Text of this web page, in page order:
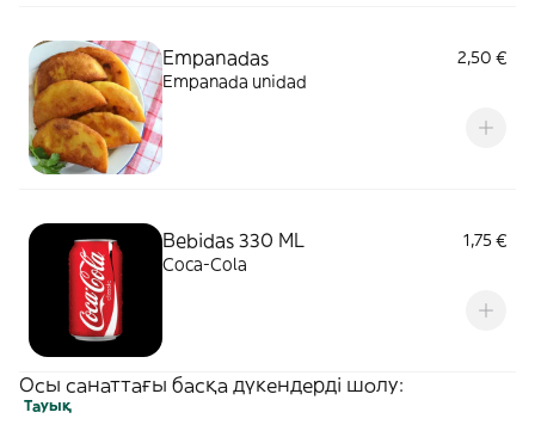
Empanadas
2,50 €
Empanada unidad
Bebidas 330 ML
1,75 €
Coca-Cola
Осы санаттағы басқа дүкендерді шолу:
Тауық